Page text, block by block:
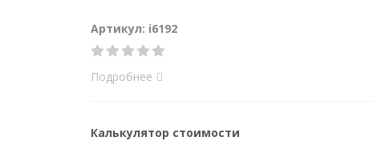
Артикул: i6192
Подробнее
Калькулятор стоимости